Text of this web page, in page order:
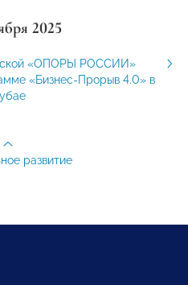
2025
«ОПОРЫ РОССИИ»
«Бизнес-Прорыв 4.0» в
развитие